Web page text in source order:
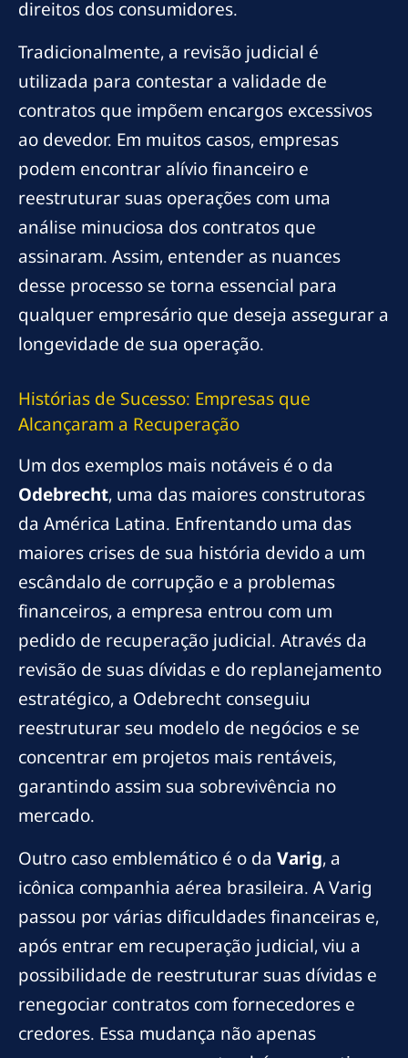
direitos dos consumidores.
Tradicionalmente, a revisão judicial é
utilizada para contestar a validade de
contratos que impõem encargos excessivos
ao devedor. Em muitos casos, empresas
podem encontrar alívio financeiro e
reestruturar suas operações com uma
análise minuciosa dos contratos que
assinaram. Assim, entender as nuances
desse processo se torna essencial para
qualquer empresário que deseja assegurar a
longevidade de sua operação.
Histórias de Sucesso: Empresas que
Alcançaram a Recuperação
Um dos exemplos mais notáveis é o da
Odebrecht, uma das maiores construtoras
da América Latina. Enfrentando uma das
maiores crises de sua história devido a um
escândalo de corrupção e a problemas
financeiros, a empresa entrou com um
pedido de recuperação judicial. Através da
revisão de suas dívidas e do replanejamento
estratégico, a Odebrecht conseguiu
reestruturar seu modelo de negócios e se
concentrar em projetos mais rentáveis,
garantindo assim sua sobrevivência no
mercado.
Outro caso emblemático é o da Varig, a
icônica companhia aérea brasileira. A Varig
passou por várias dificuldades financeiras e,
após entrar em recuperação judicial, viu a
possibilidade de reestruturar suas dívidas e
renegociar contratos com fornecedores e
credores. Essa mudança não apenas